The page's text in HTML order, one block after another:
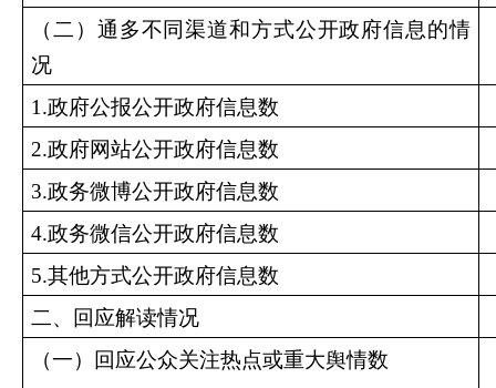
（二）通多不同渠道和方式公开政府信息的情
况
1.政府公报公开政府信息数
2.政府网站公开政府信息数
3.政务微博公开政府信息数
4.政务微信公开政府信息数
5.其他方式公开政府信息数
二、回应解读情况
（一）回应公众关注热点或重大舆情数